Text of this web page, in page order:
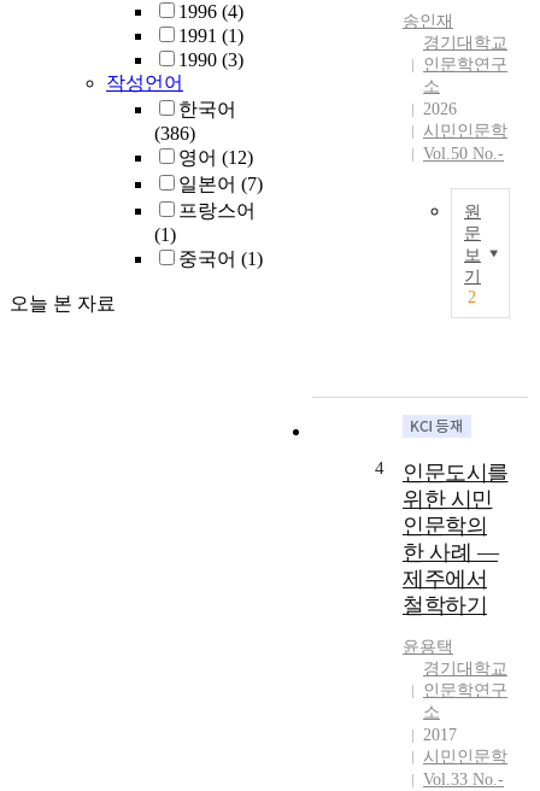
1996 (4)
1991 (1)
1990 (3)
작성언어
한국어
(386)
영어 (12)
일본어 (7)
프랑스어
(1)
중국어 (1)
오늘 본 자료
송인재
경기대학교
인문학연구
소
2026
시민인문학
Vol.50 No.-
원
문
보
기
2
4
인문도시를
위한 시민
인문학의
한 사례 ―
제주에서
철학하기
윤용택
경기대학교
인문학연구
소
2017
시민인문학
Vol.33 No.-